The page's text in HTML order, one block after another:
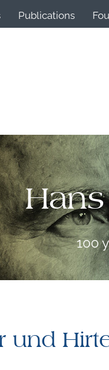
Publications
100
und